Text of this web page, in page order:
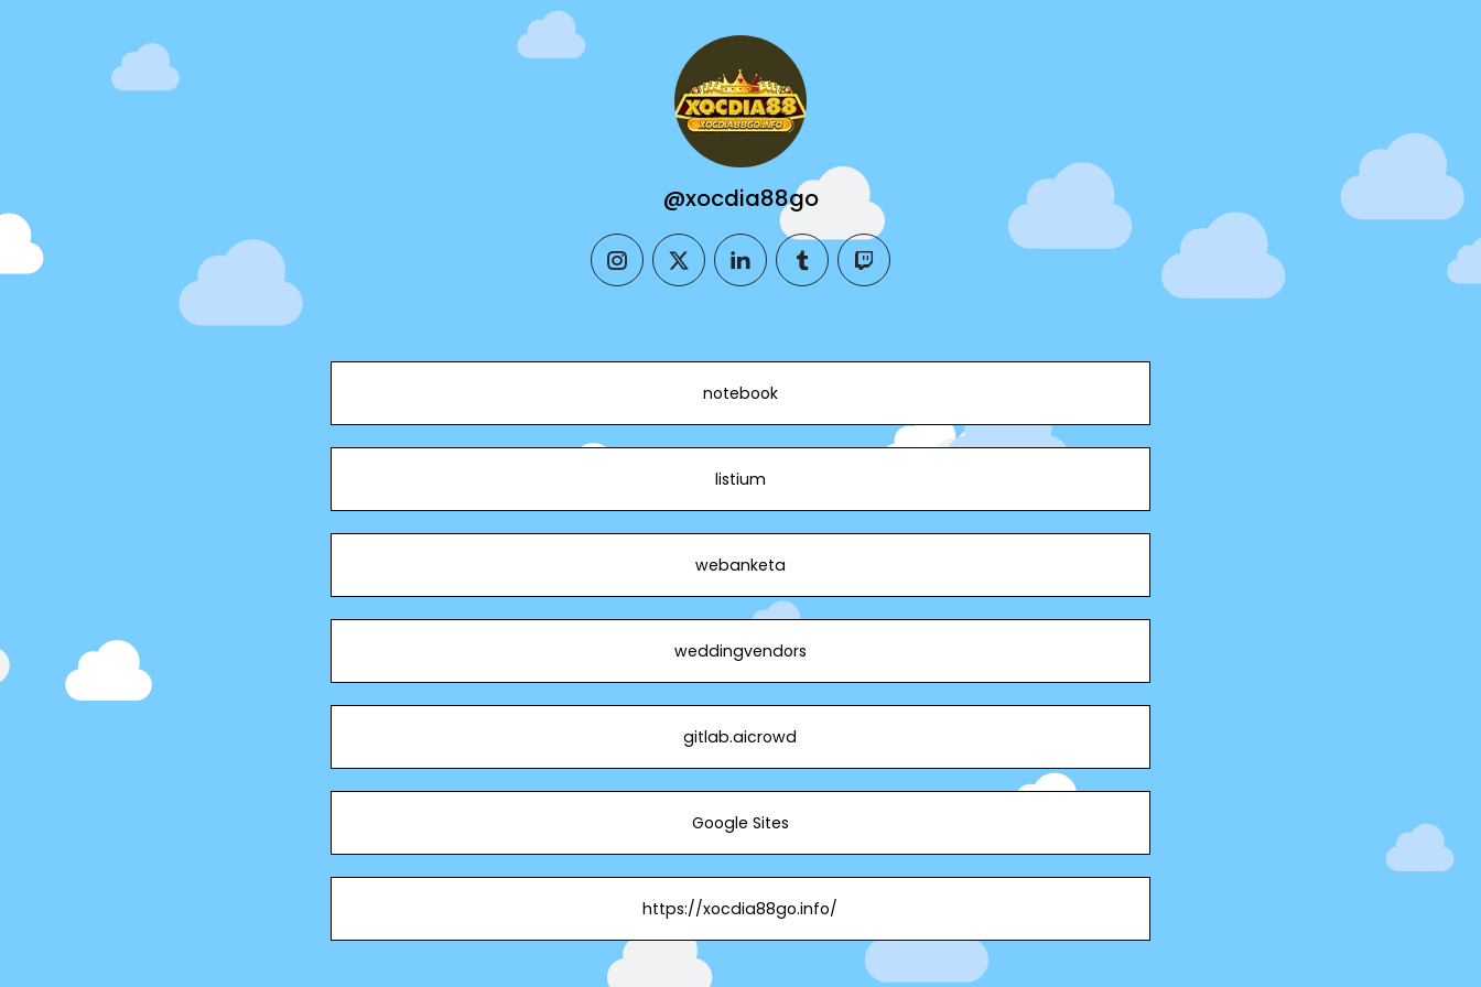
@xocdia88go
instagramtwitterlinkedintumblrtwitch
notebook
listium
webanketa
weddingvendors
gitlab.aicrowd
Google Sites
https://xocdia88go.info/